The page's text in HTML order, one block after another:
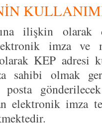
ilişkin olarak
imza
KEP adresi
sahibi olmak
posta
elektronik imza